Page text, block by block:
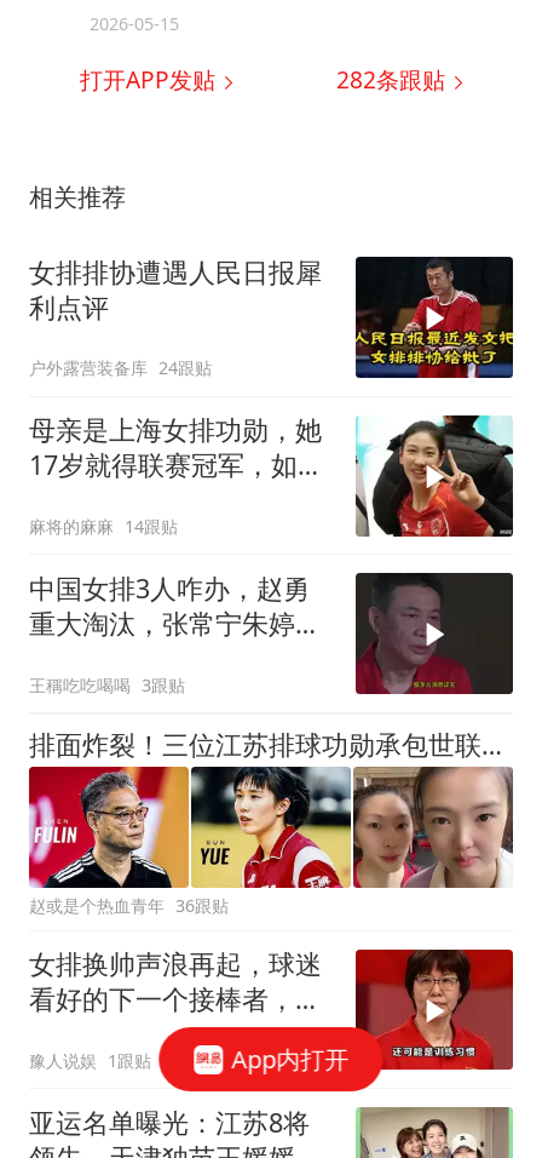
2026-05-15
打开APP发贴 282条跟贴
相关推荐
女排排协遭遇人民日报犀
利点评
户外露营装备库 24跟贴
母亲是上海女排功勋，她
17岁就得联赛冠军，如今
麻将的麻麻 14跟贴
中国女排3人咋办，赵勇
重大淘汰，张常宁朱婷咋
王稱吃吃喝喝 3跟贴
排面炸裂！三位江苏排球功勋承包世联赛颁奖台，三代传奇同框封神
赵或是个热血青年 36跟贴
女排换帅声浪再起，球迷
看好的下一个接棒者，反
豫人说娱 1跟贴
亚运名单曝光：江苏8将
App内打开